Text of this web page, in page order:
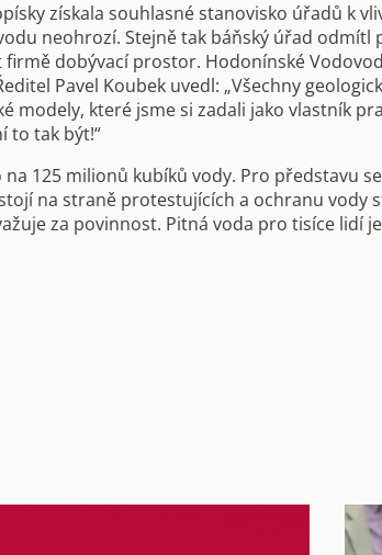
získala souhlasné stanovisko úřadů k
neohrozí. Stejně tak báňský úřad odmítl
dobývací prostor. Hodonínské
Pavel Koubek uvedl: „Všechny
modely, které jsme si zadali jako vlastník
to tak být!“
125 milionů kubíků vody. Pro představu
na straně protestujících a ochranu vody
za povinnost. Pitná voda pro tisíce lidí